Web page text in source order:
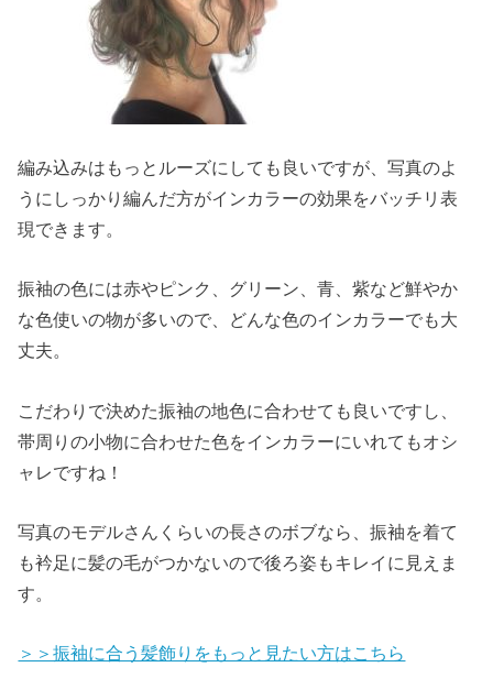
編み込みはもっとルーズにしても良いですが、写真のよ
うにしっかり編んだ方がインカラーの効果をバッチリ表
現できます。
振袖の色には赤やピンク、グリーン、青、紫など鮮やか
な色使いの物が多いので、どんな色のインカラーでも大
丈夫。
こだわりで決めた振袖の地色に合わせても良いですし、
帯周りの小物に合わせた色をインカラーにいれてもオシ
ャレですね！
写真のモデルさんくらいの長さのボブなら、振袖を着て
も衿足に髪の毛がつかないので後ろ姿もキレイに見えま
す。
＞＞振袖に合う髪飾りをもっと見たい方はこちら